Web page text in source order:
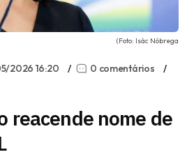
(Foto: Isác Nóbrega
2026 16:20
0 comentários
reacende nome de